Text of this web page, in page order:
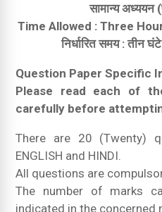
सामान्य अध्ययन
Time Allowed : Three
निर्धारित समय :
Question Paper Specific
Please read each of
carefully before
There are 20 (Twenty)
ENGLISH and HINDI.
All questions are
The number of marks
indicated in the concerned